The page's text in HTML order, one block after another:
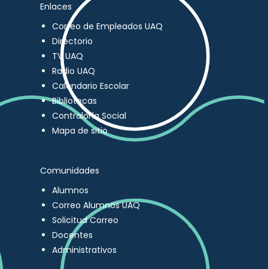
Enlaces
Correo de Empleados UAQ
Directorio
TV UAQ
Radio UAQ
Calendario Escolar
Bibliotecas
Contraloría Social
Mapa de sitio
Comunidades
Alumnos
Correo Alumnos UAQ
Solicitud Correo
Docentes
Administrativos